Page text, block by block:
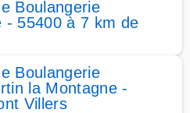
Boulangerie
- 55400 à 7 km de
Boulangerie
la Montagne -
Villers